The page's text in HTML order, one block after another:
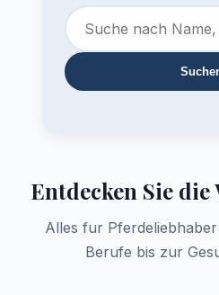
Entdecken Sie
Alles fur
Berufe bis zur